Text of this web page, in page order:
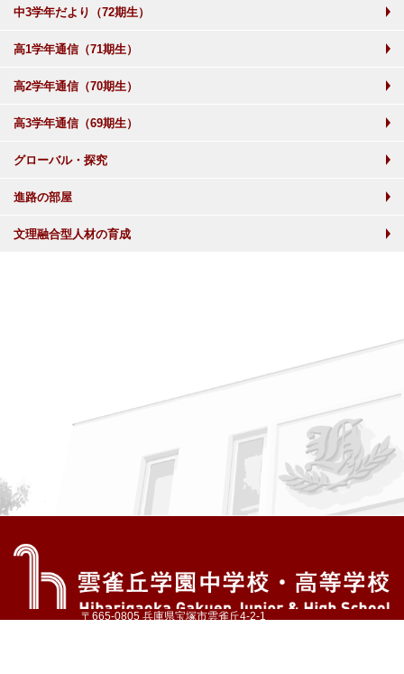
中3学年だより（72期生）
高1学年通信（71期生）
高2学年通信（70期生）
高3学年通信（69期生）
グローバル・探究
進路の部屋
文理融合型人材の育成
〒665-0805 兵庫県宝塚市雲雀丘4-2-1